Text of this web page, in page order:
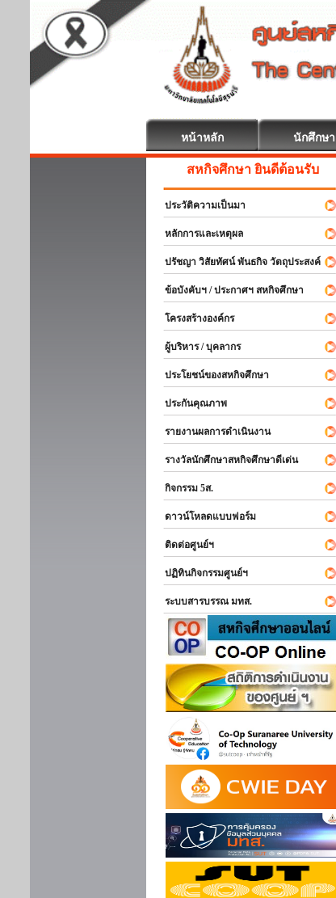
หน้าหลัก นักศึกษา
สหกิจศึกษา ยินดีต้อนรับ
ประวัติความเป็นมา
หลักการและเหตุผล
ปรัชญา วิสัยทัศน์ พันธกิจ วัตถุประสงค์
ข้อบังคับฯ / ประกาศฯ สหกิจศึกษา
โครงสร้างองค์กร
ผู้บริหาร / บุคลากร
ประโยชน์ของสหกิจศึกษา
ประกันคุณภาพ
รายงานผลการดำเนินงาน
รางวัลนักศึกษาสหกิจศึกษาดีเด่น
กิจกรรม 5ส.
ดาวน์โหลดแบบฟอร์ม
ติดต่อศูนย์ฯ
ปฏิทินกิจกรรมศูนย์ฯ
ระบบสารบรรณ มทส.